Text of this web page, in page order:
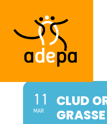
11
MAR
CLUD